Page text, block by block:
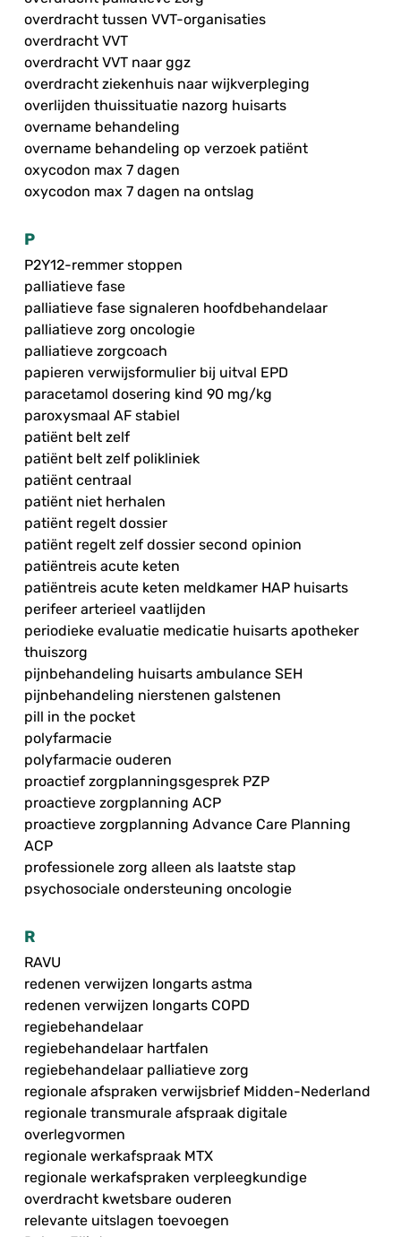
overdracht tussen VVT-organisaties
overdracht VVT
overdracht VVT naar ggz
overdracht ziekenhuis naar wijkverpleging
overlijden thuissituatie nazorg huisarts
overname behandeling
overname behandeling op verzoek patiënt
oxycodon max 7 dagen
oxycodon max 7 dagen na ontslag
P
P2Y12-remmer stoppen
palliatieve fase
palliatieve fase signaleren hoofdbehandelaar
palliatieve zorg oncologie
palliatieve zorgcoach
papieren verwijsformulier bij uitval EPD
paracetamol dosering kind 90 mg/kg
paroxysmaal AF stabiel
patiënt belt zelf
patiënt belt zelf polikliniek
patiënt centraal
patiënt niet herhalen
patiënt regelt dossier
patiënt regelt zelf dossier second opinion
patiëntreis acute keten
patiëntreis acute keten meldkamer HAP huisarts
perifeer arterieel vaatlijden
periodieke evaluatie medicatie huisarts apotheker
thuiszorg
pijnbehandeling huisarts ambulance SEH
pijnbehandeling nierstenen galstenen
pill in the pocket
polyfarmacie
polyfarmacie ouderen
proactief zorgplanningsgesprek PZP
proactieve zorgplanning ACP
proactieve zorgplanning Advance Care Planning
ACP
professionele zorg alleen als laatste stap
psychosociale ondersteuning oncologie
R
RAVU
redenen verwijzen longarts astma
redenen verwijzen longarts COPD
regiebehandelaar
regiebehandelaar hartfalen
regiebehandelaar palliatieve zorg
regionale afspraken verwijsbrief Midden-Nederland
regionale transmurale afspraak digitale
overlegvormen
regionale werkafspraak MTX
regionale werkafspraken verpleegkundige
overdracht kwetsbare ouderen
relevante uitslagen toevoegen